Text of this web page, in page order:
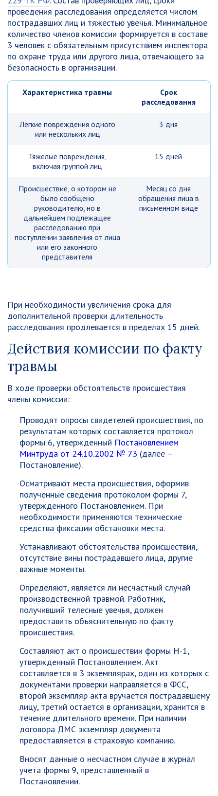
проведения расследования определяется числом
пострадавших лиц и тяжестью увечья. Минимальное
количество членов комиссии формируется в составе
3 человек с обязательным присутствием инспектора
по охране труда или другого лица, отвечающего за
безопасность в организации.
Характеристика травмы
Срок
расследования
Легкие повреждения одного
или нескольких лиц
3 дня
Тяжелые повреждения,
включая группой лиц
15 дней
Происшествие, о котором не
было сообщено
руководителю, но в
дальнейшем подлежащее
расследованию при
поступлении заявления от лица
или его законного
представителя
Месяц со дня
обращения лица в
письменном виде
При необходимости увеличения срока для
дополнительной проверки длительность
расследования продлевается в пределах 15 дней.
Действия комиссии по факту
травмы
В ходе проверки обстоятельств происшествия
члены комиссии:
Проводят опросы свидетелей происшествия, по
результатам которых составляется протокол
формы 6, утвержденный Постановлением
Минтруда от 24.10.2002 № 73 (далее –
Постановление).
Осматривают места происшествия, оформив
полученные сведения протоколом формы 7,
утвержденного Постановлением. При
необходимости применяются технические
средства фиксации обстановки места.
Устанавливают обстоятельства происшествия,
отсутствие вины пострадавшего лица, другие
важные моменты.
Определяют, является ли несчастный случай
производственной травмой. Работник,
получивший телесные увечья, должен
предоставить объяснительную по факту
происшествия.
Составляют акт о происшествии формы Н-1,
утвержденный Постановлением. Акт
составляется в 3 экземплярах, один из которых с
документами проверки направляется в ФСС,
второй экземпляр акта вручается пострадавшему
лицу, третий остается в организации, хранится в
течение длительного времени. При наличии
договора ДМС экземпляр документа
предоставляется в страховую компанию.
Вносят данные о несчастном случае в журнал
учета формы 9, представленный в
Постановлении.